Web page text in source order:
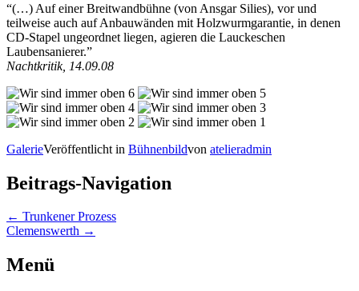
“(…) Auf einer Breitwandbühne (von Ansgar Silies), vor und
teilweise auch auf Anbauwänden mit Holzwurmgarantie, in denen
CD-Stapel ungeordnet liegen, agieren die Lauckeschen
Laubensanierer.”
Nachtkritik, 14.09.08
GalerieVeröffentlicht in Bühnenbildvon atelieradmin
Beitrags-Navigation
← Trunkener Prozess
Clemenswerth →
Menü